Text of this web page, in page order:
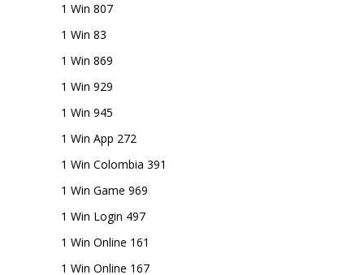
1 Win 807
1 Win 83
1 Win 869
1 Win 929
1 Win 945
1 Win App 272
1 Win Colombia 391
1 Win Game 969
1 Win Login 497
1 Win Online 161
1 Win Online 167